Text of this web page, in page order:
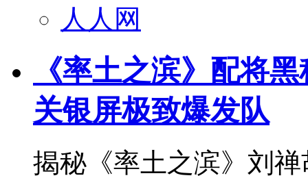
人人网
《率土之滨》配将
关银屏极致爆发队
揭秘《率土之滨》刘